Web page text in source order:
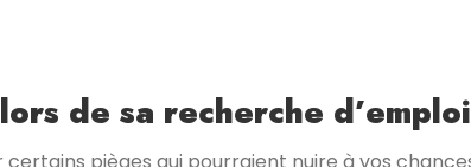
de sa recherche d’emploi